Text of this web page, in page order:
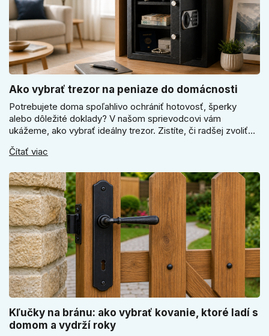
Ako vybrať trezor na peniaze do domácnosti
Potrebujete doma spoľahlivo ochrániť hotovosť, šperky
alebo dôležité doklady? V našom sprievodcovi vám
ukážeme, ako vybrať ideálny trezor. Zistíte, či radšej zvoliť
kľúčové jeho správne ukotvenie.
Čítať viac
Kľučky na bránu: ako vybrať kovanie, ktoré ladí s
domom a vydrží roky